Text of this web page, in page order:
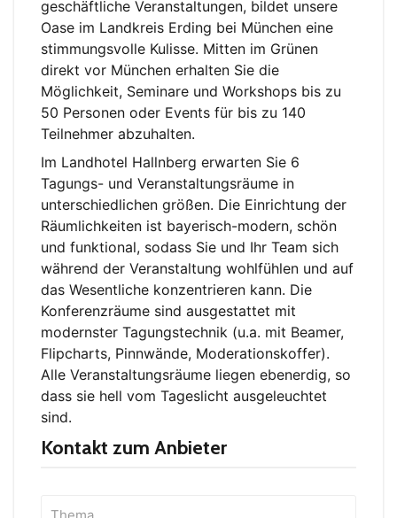
geschäftliche Veranstaltungen, bildet unsere
Oase im Landkreis Erding bei München eine
stimmungsvolle Kulisse. Mitten im Grünen
direkt vor München erhalten Sie die
Möglichkeit, Seminare und Workshops bis zu
50 Personen oder Events für bis zu 140
Teilnehmer abzuhalten.
Im Landhotel Hallnberg erwarten Sie 6
Tagungs- und Veranstaltungsräume in
unterschiedlichen größen. Die Einrichtung der
Räumlichkeiten ist bayerisch-modern, schön
und funktional, sodass Sie und Ihr Team sich
während der Veranstaltung wohlfühlen und auf
das Wesentliche konzentrieren kann. Die
Konferenzräume sind ausgestattet mit
modernster Tagungstechnik (u.a. mit Beamer,
Flipcharts, Pinnwände, Moderationskoffer).
Alle Veranstaltungsräume liegen ebenerdig, so
dass sie hell vom Tageslicht ausgeleuchtet
sind.
Kontakt zum Anbieter